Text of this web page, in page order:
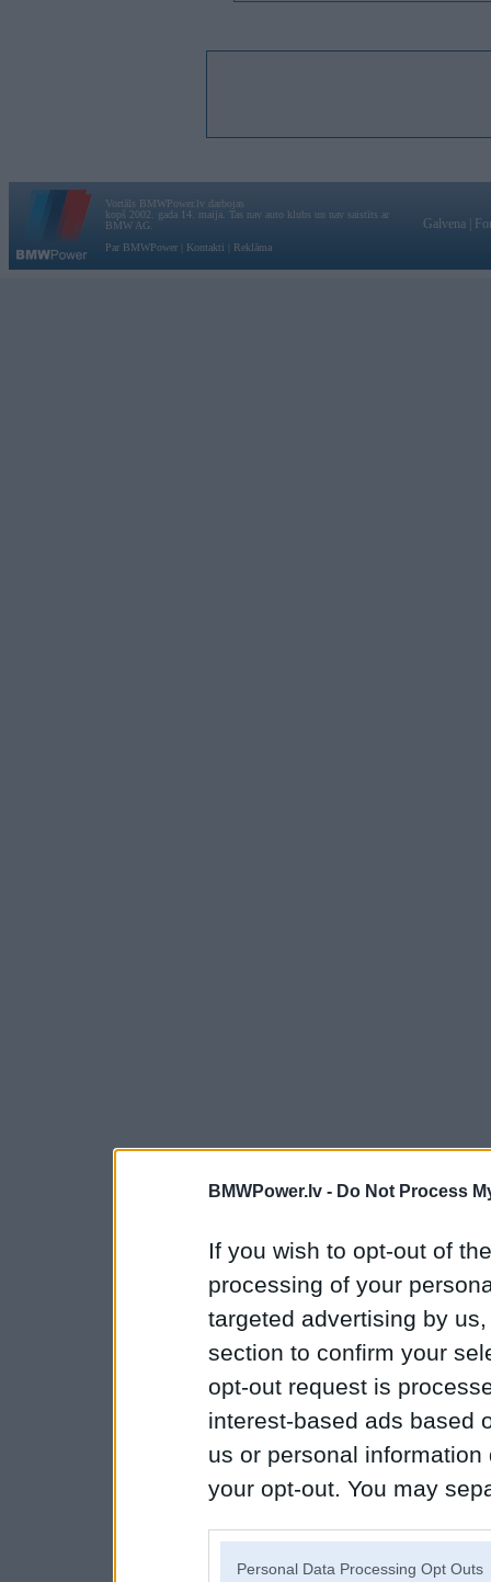
BMWPower.lv - Do Not Process
If you wish to opt-out of
processing of your
targeted advertising by
section to confirm your
opt-out request is
interest-based ads based
us or personal
your opt-out. You may
Personal Data Processing Opt Outs
Vortāls BMWPower.lv darbojas
kopš 2002. gada 14. maija. Tas nav auto klubs un nav saistīts ar
BMW AG.
Par BMWPower
Kontakti Reklāma
Galvena